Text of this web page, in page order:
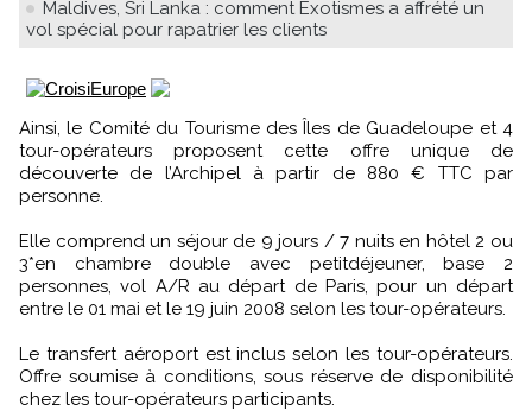
Maldives, Sri Lanka : comment Exotismes a affrété un
vol spécial pour rapatrier les clients
Ainsi, le Comité du Tourisme des Îles de Guadeloupe et 4
tour-opérateurs proposent cette offre unique de
découverte de l’Archipel à partir de 880 € TTC par
personne.
Elle comprend un séjour de 9 jours / 7 nuits en hôtel 2 ou
3*en chambre double avec petitdéjeuner, base 2
personnes, vol A/R au départ de Paris, pour un départ
entre le 01 mai et le 19 juin 2008 selon les tour-opérateurs.
Le transfert aéroport est inclus selon les tour-opérateurs.
Offre soumise à conditions, sous réserve de disponibilité
chez les tour-opérateurs participants.